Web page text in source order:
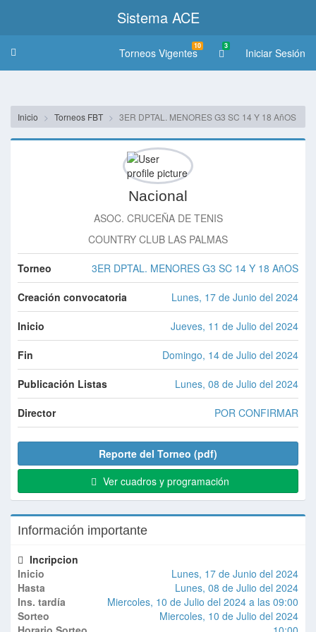
Sistema ACE
Torneos Vigentes
10 3
Iniciar Sesión
Inicio Torneos FBT 3ER DPTAL. MENORES G3 SC 14 Y 18 AñOS
Nacional
ASOC. CRUCEÑA DE TENIS
COUNTRY CLUB LAS PALMAS
Torneo 3ER DPTAL. MENORES G3 SC 14 Y 18 AñOS
Creación convocatoria Lunes, 17 de Junio del 2024
Inicio Jueves, 11 de Julio del 2024
Fin Domingo, 14 de Julio del 2024
Publicación Listas Lunes, 08 de Julio del 2024
Director POR CONFIRMAR
Reporte del Torneo (pdf)
Ver cuadros y programación
Información importante
Incripcion
Inicio
Lunes, 17 de Junio del 2024
Hasta
Lunes, 08 de Julio del 2024
Ins. tardía
Miercoles, 10 de Julio del 2024 a las 09:00
Sorteo
Miercoles, 10 de Julio del 2024